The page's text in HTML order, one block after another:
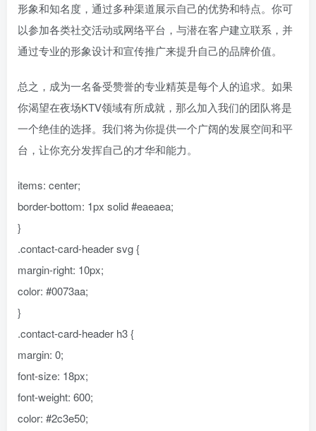
形象和知名度，通过多种渠道展示自己的优势和特点。你可
以参加各类社交活动或网络平台，与潜在客户建立联系，并
通过专业的形象设计和宣传推广来提升自己的品牌价值。
总之，成为一名备受赞誉的专业精英是每个人的追求。如果
你渴望在夜场KTV领域有所成就，那么加入我们的团队将是
一个绝佳的选择。我们将为你提供一个广阔的发展空间和平
台，让你充分发挥自己的才华和能力。
items: center;
border-bottom: 1px solid #eaeaea;
}
.contact-card-header svg {
margin-right: 10px;
color: #0073aa;
}
.contact-card-header h3 {
margin: 0;
font-size: 18px;
font-weight: 600;
color: #2c3e50;